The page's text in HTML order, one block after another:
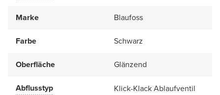
Marke Blaufoss
Farbe Schwarz
Oberfläche Glänzend
Abflusstyp Klick-Klack Ablaufventil